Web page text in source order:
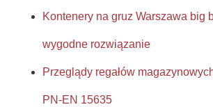
Kontenery na gruz Warszawa big
wygodne rozwiązanie
Przeglądy regałów
PN-EN 15635